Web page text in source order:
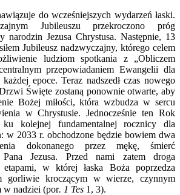
do wcześniejszych wydarzeń łaski.
Jubileuszu przekroczono próg
narodzin Jezusa Chrystusa. Następnie, 13
Jubileusz nadzwyczajny, którego celem
ludziom spotkania z „Obliczem
przepowiadaniem Ewangelii dla
epoce. Teraz nadszedł czas nowego
Święte zostaną ponownie otwarte, aby
Bożej miłości, która wzbudza w sercu
w Chrystusie. Jednocześnie ten Rok
kolejnej fundamentalnej rocznicy dla
w 2033 r. obchodzone będzie bowiem dwa
dokonanego przez mękę, śmierć
Jezusa. Przed nami zatem droga
w której łaska Boża poprzedza
gorliwie kroczącym w wierze, czynnym
w nadziei (por. 1 Tes 1, 3).